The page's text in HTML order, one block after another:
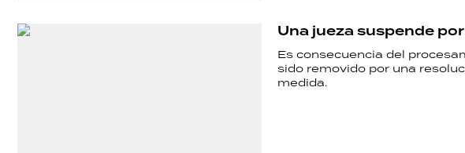
Una jueza suspende
Es consecuencia del
sido removido por una
medida.